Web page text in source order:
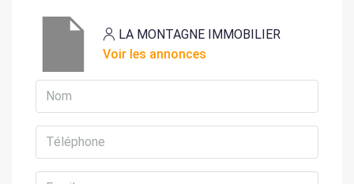
LA MONTAGNE IMMOBILIER
Voir les annonces